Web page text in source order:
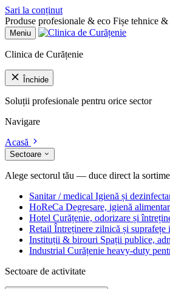
Sari la conținut
Produse profesionale & eco Fișe tehnice
Meniu
Clinica de Curățenie
Închide
Soluții profesionale pentru orice sector
Navigare
Acasă
Sectoare
Alege sectorul tău — duce direct la
Sanitar / medical Igienă și
HoReCa Degresare, igienă
Hotel Curățenie, odorizare și
Retail Întreținere zilnică și suprafețe
Instituții & birouri Spații publice,
Industrial Curățenie heavy-duty
Sectoare de activitate